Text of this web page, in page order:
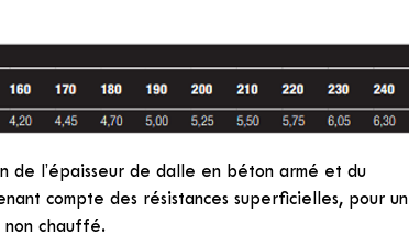
l’épaisseur de dalle en béton armé et du
compte des résistances superficielles, pour un
non chauffé.